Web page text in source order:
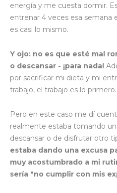
energía y me cuesta dormir.
entrenar 4 veces esa semana
es casi lo mismo.
Y ojo: no es que esté mal
o descansar - ¡para nada!
por sacrificar mi dieta y mi
trabajo, el trabajo es lo primero.
Pero en este caso me dí
realmente estaba tomando
descansar o de disfrutar otro
estaba dando una excusa
muy acostumbrado a mi
sería "no cumplir con mis